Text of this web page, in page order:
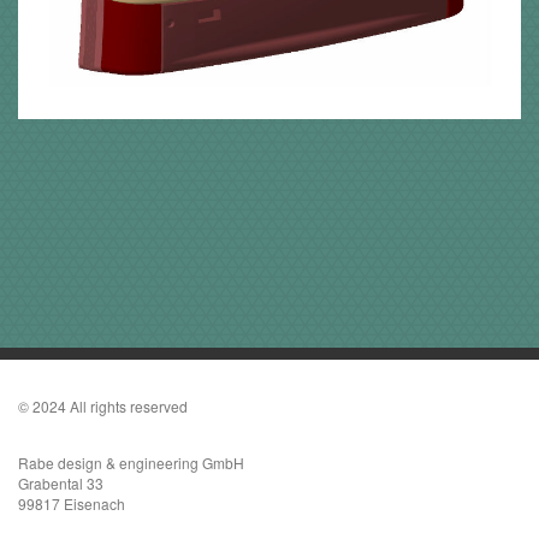
© 2024 All rights reserved
Rabe design & engineering GmbH
Grabental 33
99817 Eisenach